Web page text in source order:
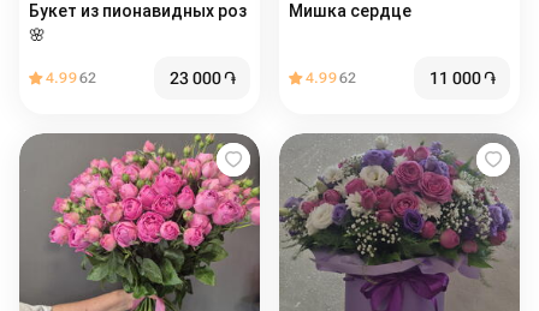
Букет из пионавидных роз
🌸
4.9962 23 000֏
Мишка сердце
4.9962 11 000֏